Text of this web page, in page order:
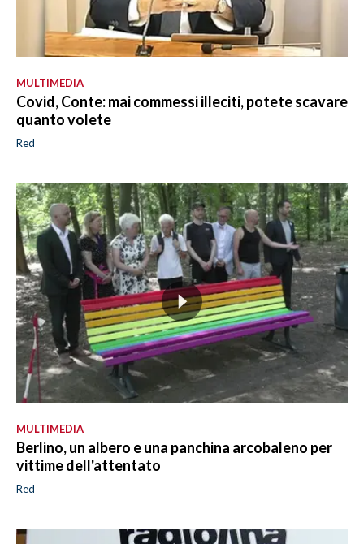
MULTIMEDIA
Covid, Conte: mai commessi illeciti, potete scavare
quanto volete
Red
MULTIMEDIA
Berlino, un albero e una panchina arcobaleno per
vittime dell'attentato
Red